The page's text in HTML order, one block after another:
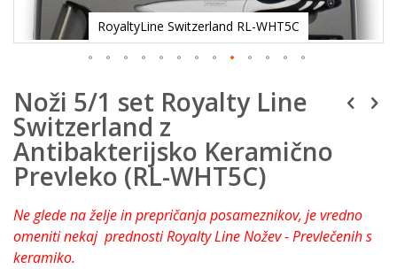
RoyaltyLine Switzerland RL-WHT5C
Noži 5/1 set Royalty Line
Switzerland z
Antibakterijsko Keramično
Prevleko (RL-WHT5C)
Ne glede na želje in prepričanja posameznikov, je vredno
omeniti nekaj prednosti Royalty Line Nožev - Prevlečenih s
keramiko.